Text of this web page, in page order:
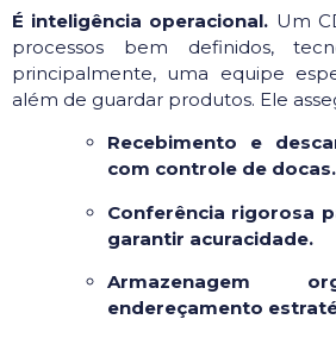
É inteligência operacional. Um
processos bem definidos,
principalmente, uma equipe
além de guardar produtos. Ele
Recebimento e
com controle de docas.
Conferência rigorosa
garantir acuracidade.
Armazenagem
endereçamento